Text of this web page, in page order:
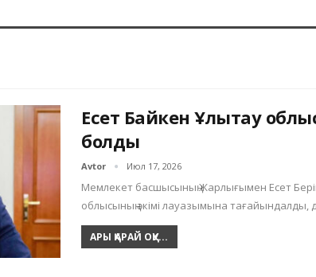
Есет Байкен Ұлытау
болды
Avtor Июл 17, 2026
Мемлекет басшысының Жарлығымен Есет
облысының әкімі лауазымына
АРЫ ҚАРАЙ ОҚУ...